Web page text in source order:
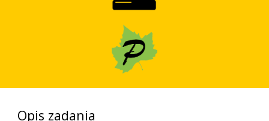
Opis zadania